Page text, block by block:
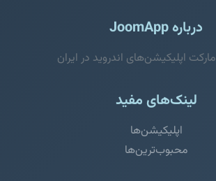
درباره JoomApp
اپلیکیشن‌های اندروید در ایران
لینک‌های مفید
اپلیکیشن‌ها
محبوب‌ترین‌ها